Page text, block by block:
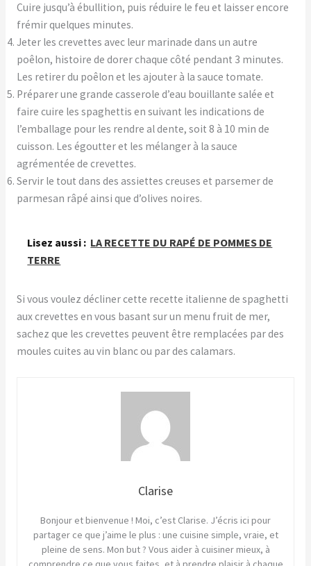
Cuire jusqu’à ébullition, puis réduire le feu et laisser encore
frémir quelques minutes.
Jeter les crevettes avec leur marinade dans un autre
poêlon, histoire de dorer chaque côté pendant 3 minutes.
Les retirer du poêlon et les ajouter à la sauce tomate.
Préparer une grande casserole d’eau bouillante salée et
faire cuire les spaghettis en suivant les indications de
l’emballage pour les rendre al dente, soit 8 à 10 min de
cuisson. Les égoutter et les mélanger à la sauce
agrémentée de crevettes.
Servir le tout dans des assiettes creuses et parsemer de
parmesan râpé ainsi que d’olives noires.
Lisez aussi : LA RECETTE DU RAPÉ DE POMMES DE
TERRE
Si vous voulez décliner cette recette italienne de spaghetti
aux crevettes en vous basant sur un menu fruit de mer,
sachez que les crevettes peuvent être remplacées par des
moules cuites au vin blanc ou par des calamars.
Clarise
Bonjour et bienvenue ! Moi, c’est Clarise. J’écris ici pour
partager ce que j’aime le plus : une cuisine simple, vraie, et
pleine de sens. Mon but ? Vous aider à cuisiner mieux, à